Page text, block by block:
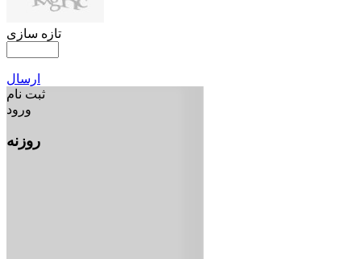
تازه سازی
ارسال
ثبت نام
ورود
روزنه